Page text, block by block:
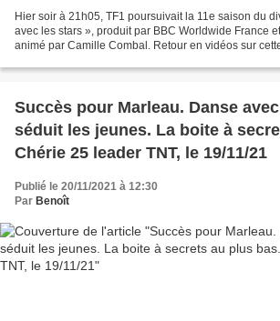
Hier soir à 21h05, TF1 poursuivait la 11e saison du
avec les stars », produit par BBC Worldwide France
animé par Camille Combal. Retour en vidéos sur
Succès pour Marleau. Danse
séduit les jeunes. La boite à
Chérie 25 leader TNT, le 19/11/21
Publié le 20/11/2021 à 12:30
Par Benoît